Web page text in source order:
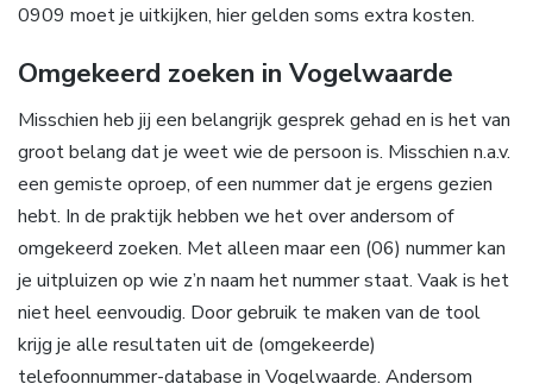
0909 moet je uitkijken, hier gelden soms extra kosten.
Omgekeerd zoeken in Vogelwaarde
Misschien heb jij een belangrijk gesprek gehad en is het van
groot belang dat je weet wie de persoon is. Misschien n.a.v.
een gemiste oproep, of een nummer dat je ergens gezien
hebt. In de praktijk hebben we het over andersom of
omgekeerd zoeken. Met alleen maar een (06) nummer kan
je uitpluizen op wie z’n naam het nummer staat. Vaak is het
niet heel eenvoudig. Door gebruik te maken van de tool
krijg je alle resultaten uit de (omgekeerde)
telefoonnummer-database in Vogelwaarde. Andersom